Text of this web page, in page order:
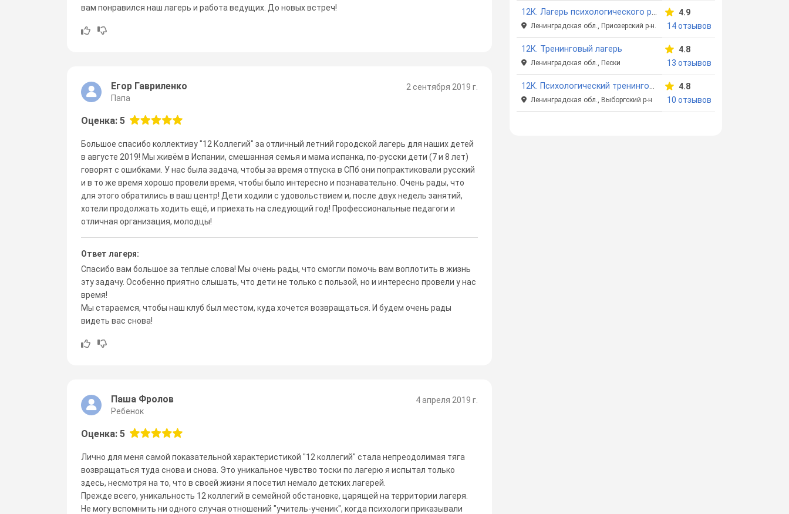
вам понравился наш лагерь и работа ведущих. До новых встреч!
2 сентября 2019 г.
Егор Гавриленко
Папа
Оценка: 5
Большое спасибо коллективу "12 Коллегий" за отличный летний городской лагерь для наших детей
в августе 2019! Мы живём в Испании, смешанная семья и мама испанка, по-русски дети (7 и 8 лет)
говорят с ошибками. У нас была задача, чтобы за время отпуска в СПб они попрактиковали русский
и в то же время хорошо провели время, чтобы было интересно и познавательно. Очень рады, что
для этого обратились в ваш центр! Дети ходили с удовольствием и, после двух недель занятий,
хотели продолжать ходить ещё, и приехать на следующий год! Профессиональные педагоги и
отличная организация, молодцы!
Ответ лагеря:
Спасибо вам большое за теплые слова! Мы очень рады, что смогли помочь вам воплотить в жизнь
эту задачу. Особенно приятно слышать, что дети не только с пользой, но и интересно провели у нас
время!
Мы стараемся, чтобы наш клуб был местом, куда хочется возвращаться. И будем очень рады
видеть вас снова!
4 апреля 2019 г.
Паша Фролов
Ребенок
Оценка: 5
Лично для меня самой показательной характеристикой "12 коллегий" стала непреодолимая тяга
возвращаться туда снова и снова. Это уникальное чувство тоски по лагерю я испытал только
здесь, несмотря на то, что в своей жизни я посетил немало детских лагерей.
Прежде всего, уникальность 12 коллегий в семейной обстановке, царящей на территории лагеря.
Не могу вспомнить ни одного случая отношений "учитель-ученик", когда психологи приказывали
12К. Лагерь психологического развития
Ленинградская обл., Приозерский р-н.
4.9
14 отзывов
12К. Тренинговый лагерь
Ленинградская обл., Пески
4.8
13 отзывов
12К. Психологический тренинговый лагерь
Ленинградская обл., Выборгский р-н
4.8
10 отзывов